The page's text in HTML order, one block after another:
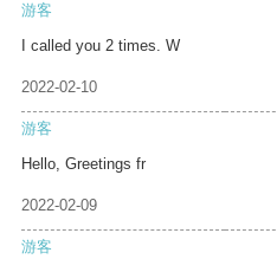
游客
I called you 2 times. W
2022-02-10
游客
Hello, Greetings fr
2022-02-09
游客